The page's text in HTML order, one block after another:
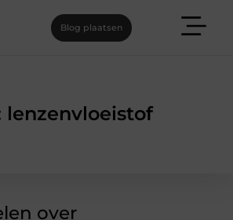
Blog plaatsen
lenzenvloeistof
over